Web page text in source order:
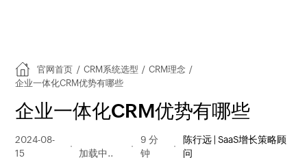
官网首页 / CRM系统选型 / CRM理念 /
企业一体化CRM优势有哪些
企业一体化CRM优势有哪些
2024-08-
15
量
9 分
钟
陈行远 | SaaS增长策略顾
问